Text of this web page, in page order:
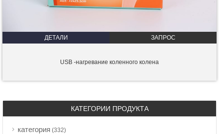
ДЕТАЛИ ЗАПРОС
USB -нагревание коленного колена
КАТЕГОРИИ ПРОДУКТА
категория (332)